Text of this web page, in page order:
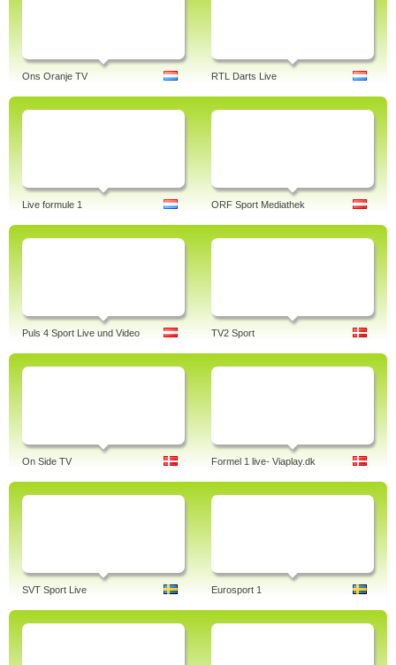
Ons Oranje TV RTL Darts Live
Live formule 1 ORF Sport Mediathek
Puls 4 Sport Live und Video TV2 Sport
On Side TV Formel 1 live- Viaplay.dk
SVT Sport Live Eurosport 1